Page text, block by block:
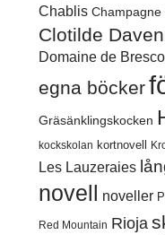
Chablis Champagne
Clotilde
Domaine de
egna böcker
Gräsänklingskocken
kockskolan kortnovell
Les Lauzeraies
novell noveller
Red Mountain Rioja